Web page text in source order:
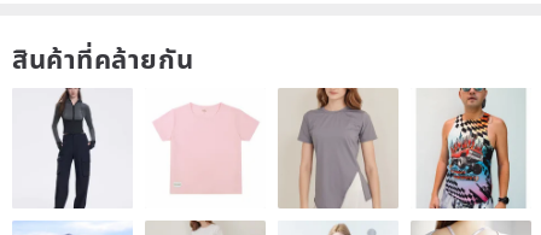
Delivery arrangement:
สินค้าที่คล้ายกัน